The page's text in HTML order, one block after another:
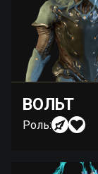
ВОЛЬТ
Роль: